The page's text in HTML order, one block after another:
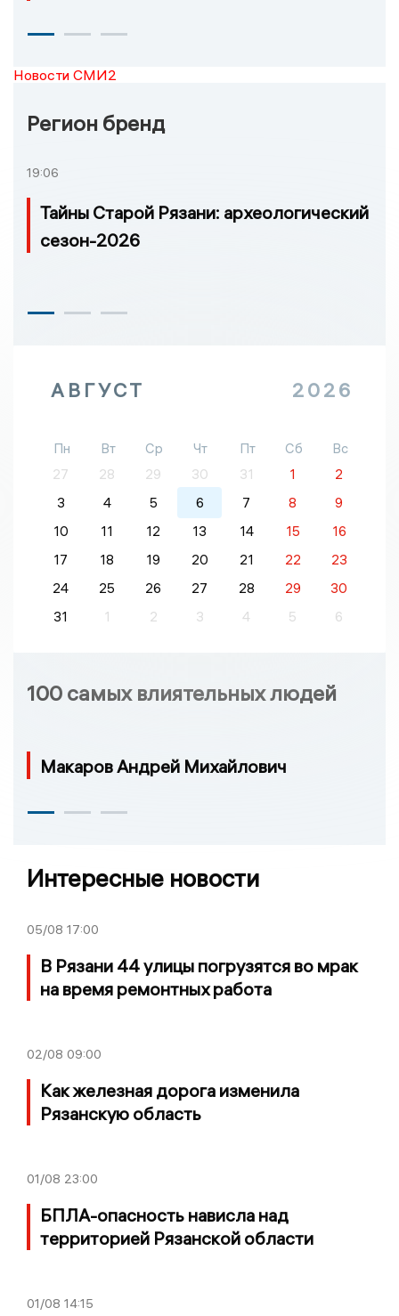
Новости СМИ2
Регион бренд
19:06
Тайны Старой Рязани: археологический
сезон-2026
АВГУСТ 2026
Пн Вт Ср Чт Пт Сб
Вс
27
28 29 30 31 1
2
3
4 5 6 7 8
9
10
11 12 13 14 15
16
17
18 19 20 21 22
23
24
25 26 27 28 29
30
31
1 2 3 4 5 6
100 самых влиятельных людей
Макаров Андрей Михайлович
Интересные новости
05/08 17:00
В Рязани 44 улицы погрузятся во мрак
на время ремонтных работа
02/08 09:00
Как железная дорога изменила
Рязанскую область
01/08 23:00
БПЛА-опасность нависла над
территорией Рязанской области
01/08 14:15